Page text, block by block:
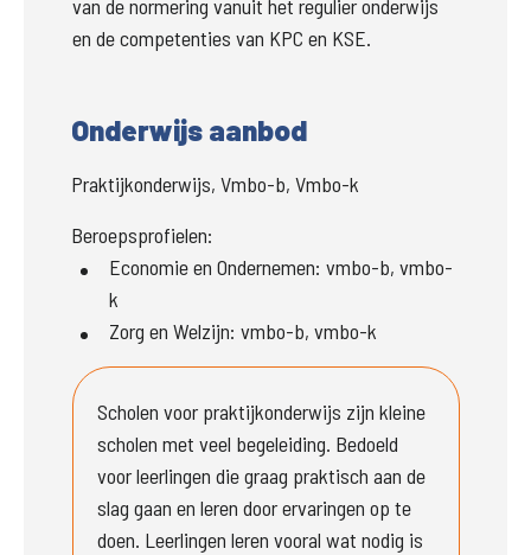
van de normering vanuit het regulier onderwijs
en de competenties van KPC en KSE.
Onderwijs aanbod
Praktijkonderwijs, Vmbo-b, Vmbo-k
Beroepsprofielen:
Economie en Ondernemen: vmbo-b, vmbo-
k
Zorg en Welzijn: vmbo-b, vmbo-k
Scholen voor praktijkonderwijs zijn kleine
scholen met veel begeleiding. Bedoeld
voor leerlingen die graag praktisch aan de
slag gaan en leren door ervaringen op te
doen. Leerlingen leren vooral wat nodig is